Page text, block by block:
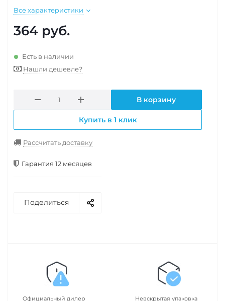
Все характеристики
364 руб.
Есть в наличии
Нашли дешевле?
В корзину
Купить в 1 клик
Рассчитать доставку
Гарантия 12 месяцев
Поделиться
Официальный дилер Невскрытая упаковка